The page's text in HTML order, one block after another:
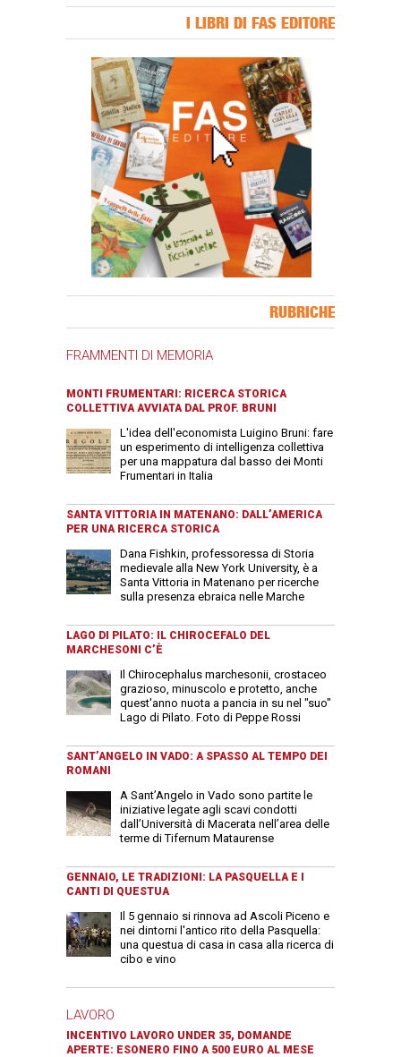
I LIBRI DI FAS EDITORE
RUBRICHE
FRAMMENTI DI MEMORIA
MONTI FRUMENTARI: RICERCA STORICA
COLLETTIVA AVVIATA DAL PROF. BRUNI
L'idea dell'economista Luigino Bruni: fare
un esperimento di intelligenza collettiva
per una mappatura dal basso dei Monti
Frumentari in Italia
SANTA VITTORIA IN MATENANO: DALL’AMERICA
PER UNA RICERCA STORICA
Dana Fishkin, professoressa di Storia
medievale alla New York University, è a
Santa Vittoria in Matenano per ricerche
sulla presenza ebraica nelle Marche
LAGO DI PILATO: IL CHIROCEFALO DEL
MARCHESONI C’È
Il Chirocephalus marchesonii, crostaceo
grazioso, minuscolo e protetto, anche
quest'anno nuota a pancia in su nel "suo"
Lago di Pilato. Foto di Peppe Rossi
SANT’ANGELO IN VADO: A SPASSO AL TEMPO DEI
ROMANI
A Sant’Angelo in Vado sono partite le
iniziative legate agli scavi condotti
dall’Università di Macerata nell’area delle
terme di Tifernum Mataurense
GENNAIO, LE TRADIZIONI: LA PASQUELLA E I
CANTI DI QUESTUA
Il 5 gennaio si rinnova ad Ascoli Piceno e
nei dintorni l'antico rito della Pasquella:
una questua di casa in casa alla ricerca di
cibo e vino
LAVORO
INCENTIVO LAVORO UNDER 35, DOMANDE
APERTE: ESONERO FINO A 500 EURO AL MESE